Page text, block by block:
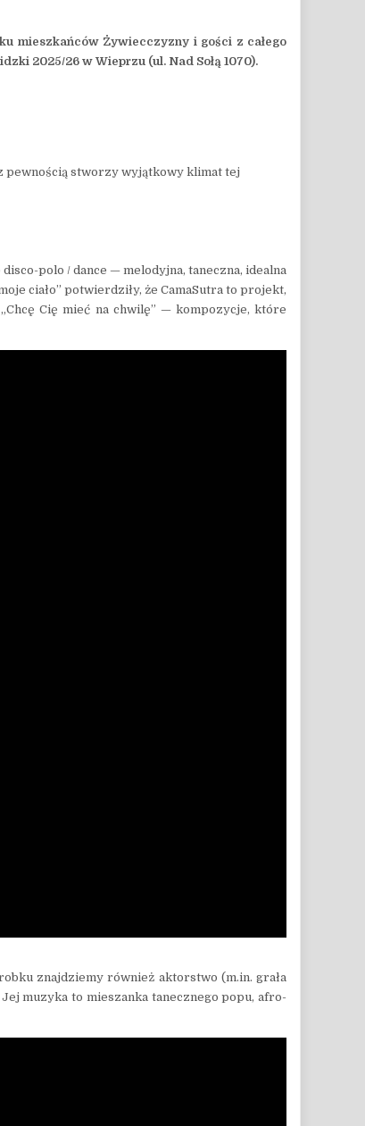
mieszkańców Żywiecczyzny i gości z całego
2025/26 w Wieprzu (ul. Nad Sołą 1070).
pewnością stworzy wyjątkowy klimat tej
polo / dance — melodyjna, taneczna, idealna
ciało” potwierdziły, że CamaSutra to projekt,
Cię mieć na chwilę” — kompozycje, które
znajdziemy również aktorstwo (m.in. grała
muzyka to mieszanka tanecznego popu, afro-